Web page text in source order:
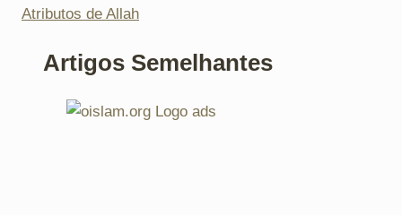
Atributos de Allah
Artigos Semelhantes